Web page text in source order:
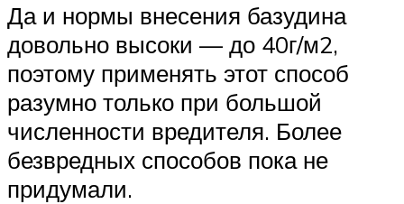
Да и нормы внесения базудина
довольно высоки — до 40г/м2,
поэтому применять этот способ
разумно только при большой
численности вредителя. Более
безвредных способов пока не
придумали.